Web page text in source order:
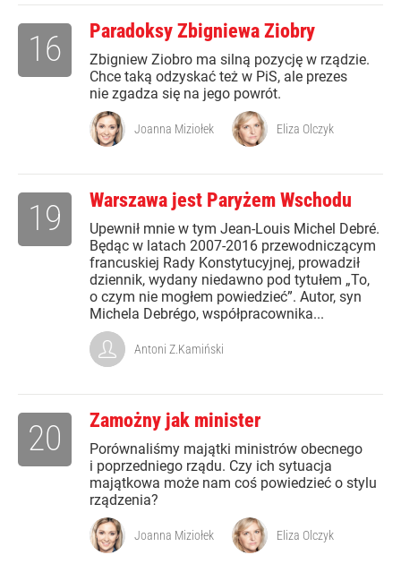
Paradoksy Zbigniewa Ziobry
Zbigniew Ziobro ma silną pozycję w rządzie.
Chce taką odzyskać też w PiS, ale prezes
nie zgadza się na jego powrót.
16
Joanna Miziołek Eliza Olczyk
Warszawa jest Paryżem Wschodu
Upewnił mnie w tym Jean-Louis Michel Debré.
Będąc w latach 2007-2016 przewodniczącym
francuskiej Rady Konstytucyjnej, prowadził
dziennik, wydany niedawno pod tytułem „To,
o czym nie mogłem powiedzieć”. Autor, syn
Michela Debrégo, współpracownika...
19
Antoni Z.Kamiński
Zamożny jak minister
Porównaliśmy majątki ministrów obecnego
i poprzedniego rządu. Czy ich sytuacja
majątkowa może nam coś powiedzieć o stylu
rządzenia?
20
Joanna Miziołek Eliza Olczyk